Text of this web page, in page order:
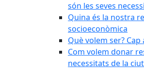
són les seves
Quina és la nostra
socioeconòmica
Què volem ser?
Com volem donar
necessitats de la